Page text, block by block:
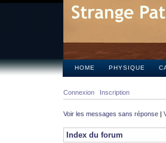
HOME PHYSIQUE
Connexion Inscription
Voir les messages sans réponse |
Index du forum